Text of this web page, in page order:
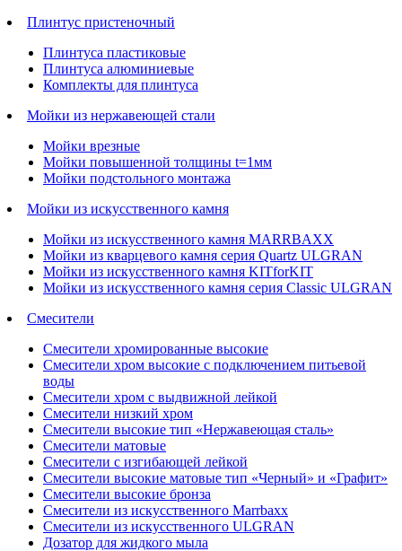
Плинтус пристеночный
Плинтуса пластиковые
Плинтуса алюминиевые
Комплекты для плинтуса
Мойки из нержавеющей стали
Мойки врезные
Мойки повышенной толщины t=1мм
Мойки подстольного монтажа
Мойки из искусственного камня
Мойки из искусственного камня MARRBAXX
Мойки из кварцевого камня серия Quartz ULGRAN
Мойки из искусственного камня KITforKIT
Мойки из искусственного камня серия Classic ULGRAN
Смесители
Смесители хромированные высокие
Смесители хром высокие с подключением питьевой
воды
Смесители хром с выдвижной лейкой
Смесители низкий хром
Смесители высокие тип «Нержавеющая сталь»
Смесители матовые
Смесители с изгибающей лейкой
Смесители высокие матовые тип «Черный» и «Графит»
Смесители высокие бронза
Смесители из искусственного Marrbaxx
Смесители из искусственного ULGRAN
Дозатор для жидкого мыла